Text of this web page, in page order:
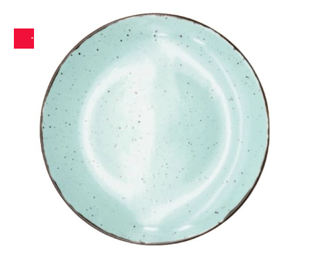
info@ekava.com.ua
-29%